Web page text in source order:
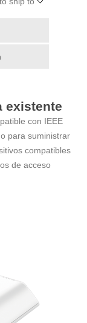
existente
con IEEE
para suministrar
compatibles
de acceso